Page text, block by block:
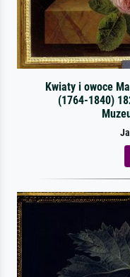
Kwiaty i owoce
(1764-1840)